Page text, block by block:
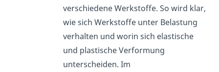
verschiedene Werkstoffe. So wird klar,
wie sich Werkstoffe unter Belastung
verhalten und worin sich elastische
und plastische Verformung
unterscheiden. Im